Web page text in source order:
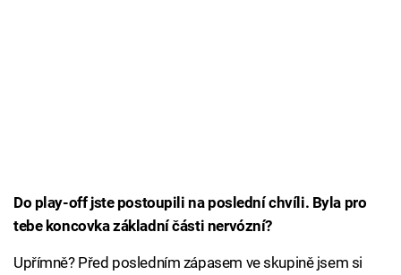
Do play-off jste postoupili na poslední chvíli. Byla pro
tebe koncovka základní části nervózní?
Upřímně? Před posledním zápasem ve skupině jsem si